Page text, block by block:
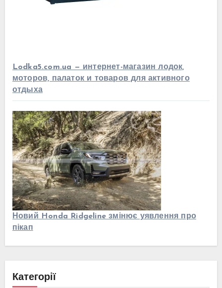
Lodka5.com.ua — интернет-магазин лодок,
моторов, палаток и товаров для активного
отдыха
Новий Honda Ridgeline змінює уявлення про
пікап
Категорії